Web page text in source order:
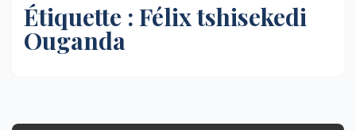
Étiquette : Félix tshisekedi
Ouganda